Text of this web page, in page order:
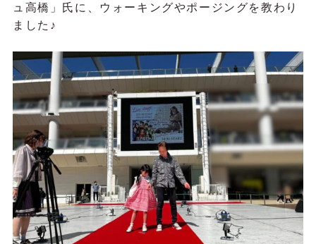
ュ高橋」氏に、ウォーキングやポージングを教わり
ました♪